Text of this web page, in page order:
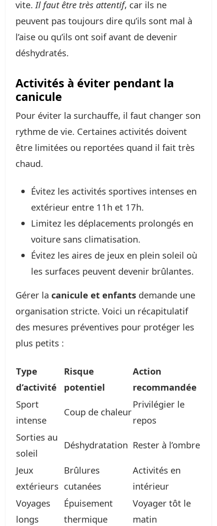
vite.Il faut être très attentif, car ils ne
peuvent pas toujours dire qu’ils sont mal à
l’aise ou qu’ils ont soif avant de devenir
déshydratés.
Activités à éviter pendant la
canicule
Pour éviter la surchauffe, il faut changer son
rythme de vie. Certaines activités doivent
être limitées ou reportées quand il fait très
chaud.
Évitez les activités sportives intenses en
extérieur entre 11h et 17h.
Limitez les déplacements prolongés en
voiture sans climatisation.
Évitez les aires de jeux en plein soleil où
les surfaces peuvent devenir brûlantes.
Gérer la canicule et enfants demande une
organisation stricte. Voici un récapitulatif
des mesures préventives pour protéger les
plus petits :
Type
d’activité
Risque
potentiel
Action
recommandée
Sport
intense
Coup de chaleur
Privilégier le
repos
Sorties au
soleil
Déshydratation Rester à l’ombre
Jeux
extérieurs
Brûlures
cutanées
Activités en
intérieur
Voyages
longs
Épuisement
thermique
Voyager tôt le
matin